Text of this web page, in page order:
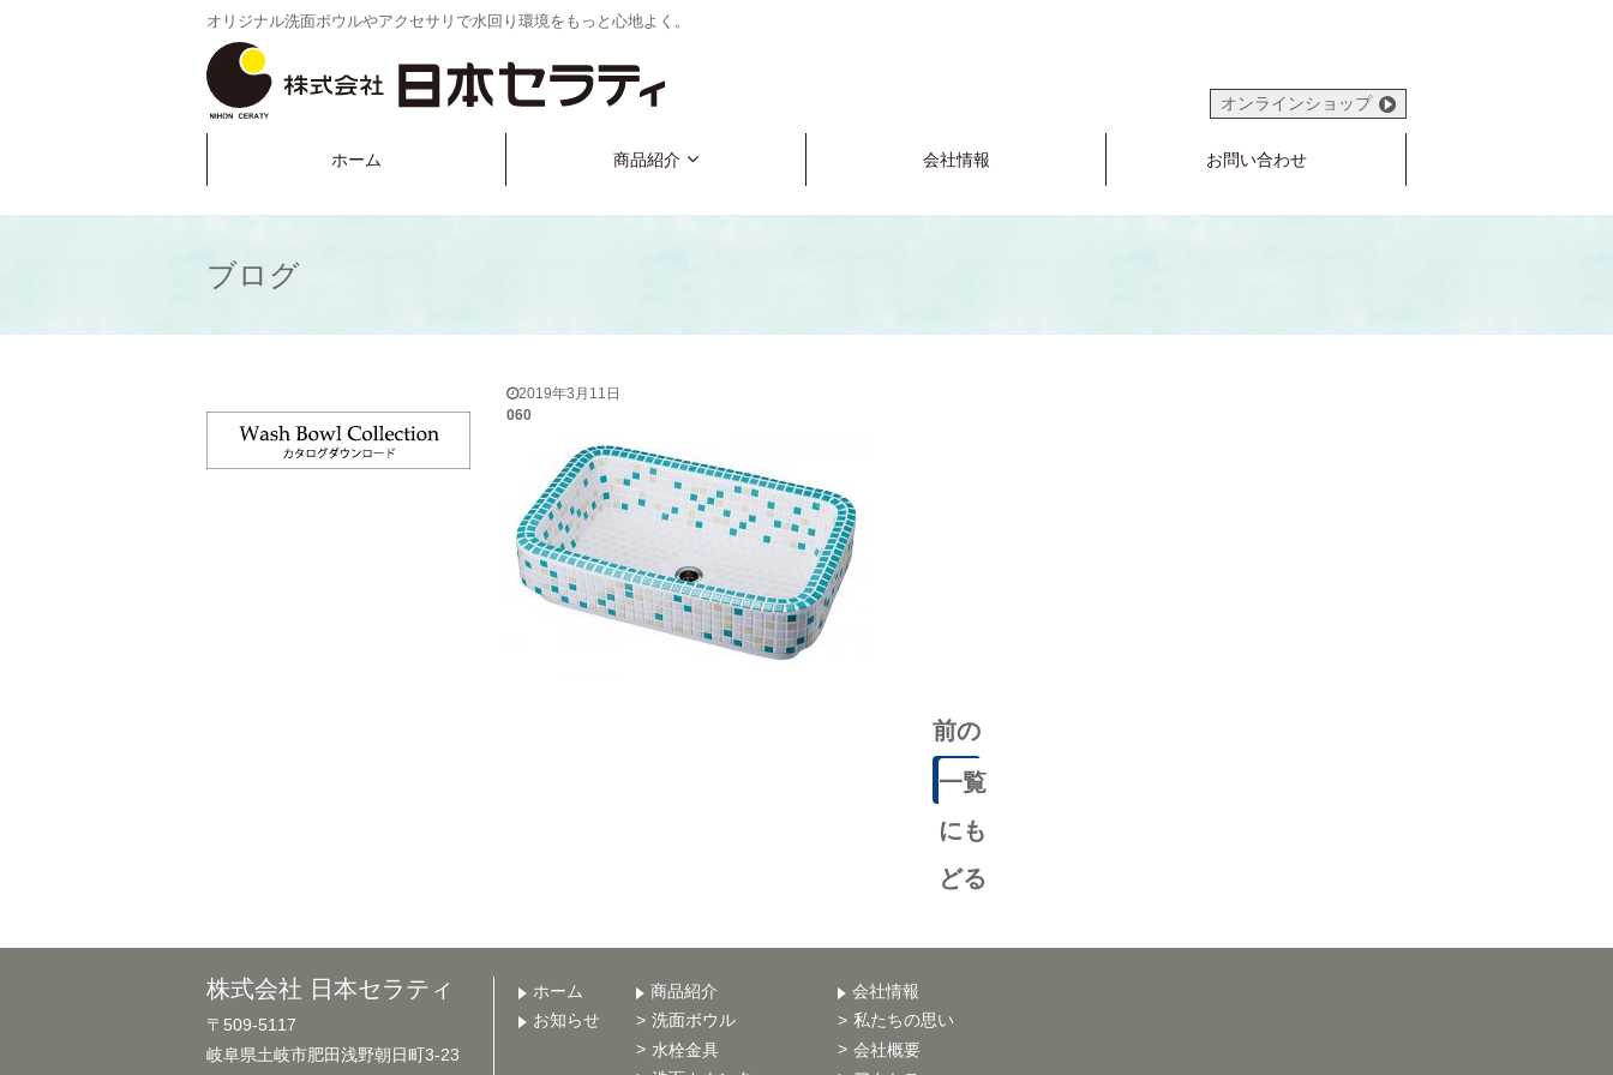
オリジナル洗面ボウルやアクセサリで水回り環境をもっと心地よく。
オンラインショップ
ホーム 商品紹介 会社情報 お問い合わせ
ブログ
2019年3月11日
060
前の
記事
一覧
にも
どる
株式会社 日本セラティ
〒509-5117
岐阜県土岐市肥田浅野朝日町3-23
ホーム
お知らせ
商品紹介
洗面ボウル
水栓金具
会社情報
私たちの思い
会社概要